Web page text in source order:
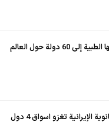
دولة حول العالم
الإيرانية تغزو اسواق 4 دول